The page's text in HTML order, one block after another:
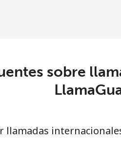
sobre
llamadas